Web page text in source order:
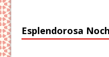
Esplendorosa